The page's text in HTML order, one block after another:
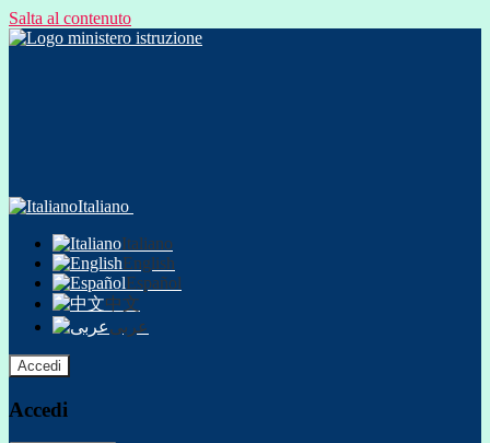
Salta al contenuto
Italiano
Italiano
English
Español
中文
عربى
Accedi
Accedi